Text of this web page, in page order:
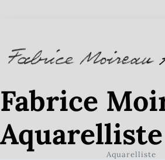
Fabrice
Aquarelliste
Aquarelliste